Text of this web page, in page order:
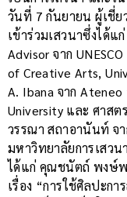
วันที่ 7 กันยายน ผู้เชี่
เข้าร่วมเสวนาซึ่งได้
Advisor จาก
of Creative Arts,
A. Ibana จาก
University และ ศาสต
วรรณา สถาอานันท์ จ
มหาวิทยาลัยการเสว
ได้แก่ คุณชนัตถ์ พงษ์
เรื่อง “การใช้ศิลปะก